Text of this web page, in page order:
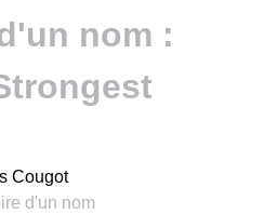
nom :
Cougot
d'un nom